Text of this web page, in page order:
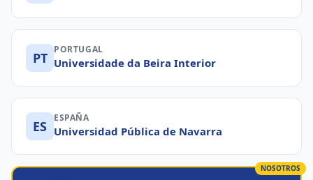
PT
PORTUGAL
Universidade da Beira Interior
ES
ESPAÑA
Universidad Pública de Navarra
NOSOTROS